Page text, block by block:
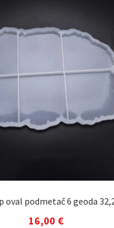
oval podmetač 6 geoda
16,00 €